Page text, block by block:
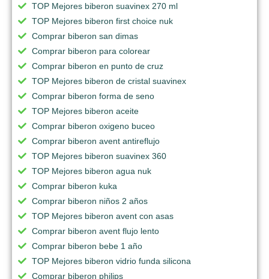
TOP Mejores biberon suavinex 270 ml
TOP Mejores biberon first choice nuk
Comprar biberon san dimas
Comprar biberon para colorear
Comprar biberon en punto de cruz
TOP Mejores biberon de cristal suavinex
Comprar biberon forma de seno
TOP Mejores biberon aceite
Comprar biberon oxigeno buceo
Comprar biberon avent antireflujo
TOP Mejores biberon suavinex 360
TOP Mejores biberon agua nuk
Comprar biberon kuka
Comprar biberon niños 2 años
TOP Mejores biberon avent con asas
Comprar biberon avent flujo lento
Comprar biberon bebe 1 año
TOP Mejores biberon vidrio funda silicona
Comprar biberon philips